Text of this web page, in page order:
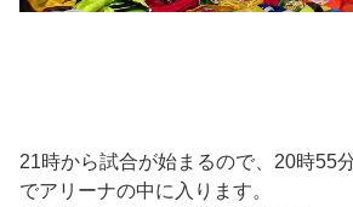
21時から試合が始まるので、20時55
でアリーナの中に入ります。